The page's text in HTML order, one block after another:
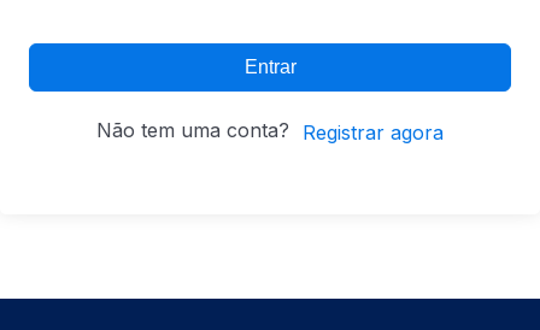
Entrar
Não tem uma conta? Registrar agora